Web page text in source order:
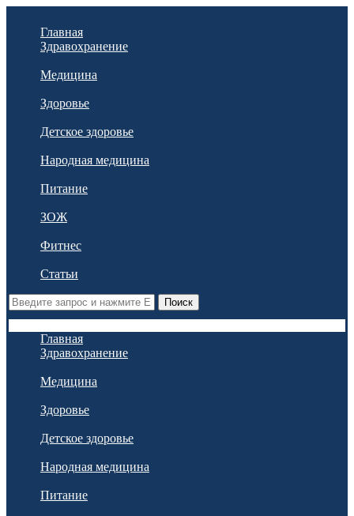
Главная
Здравохранение
Медицина
Здоровье
Детское здоровье
Народная медицина
Питание
ЗОЖ
Фитнес
Статьи
Поиск
Главная
Здравохранение
Медицина
Здоровье
Детское здоровье
Народная медицина
Питание